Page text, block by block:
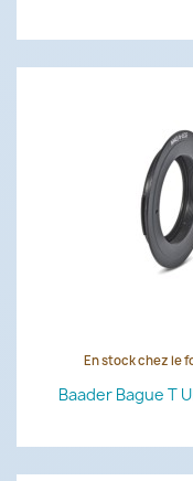
En stock chez le
Baader Bague T